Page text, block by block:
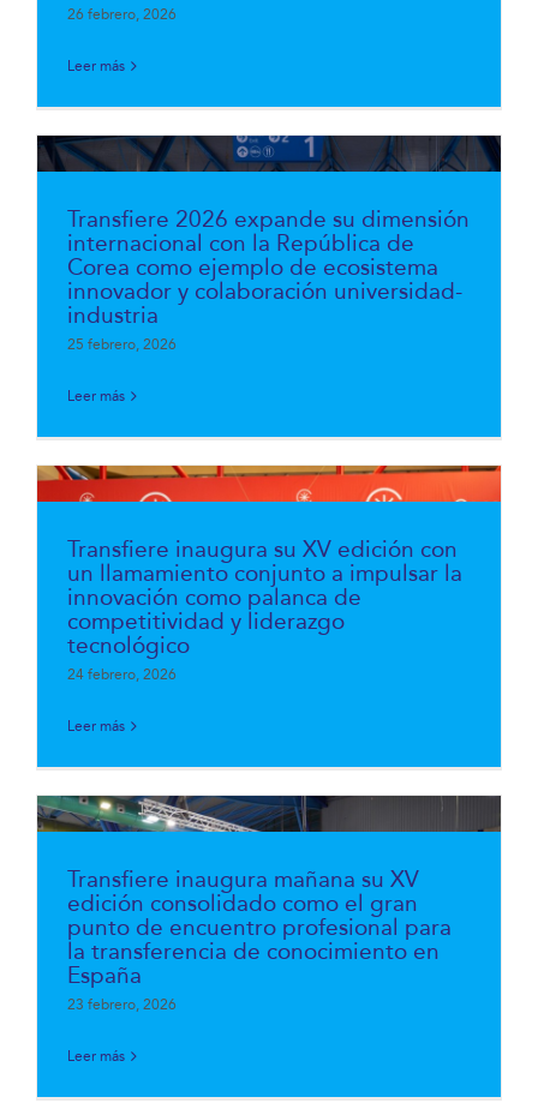
26 febrero, 2026
Leer más
Transfiere 2026 expande su dimensión
internacional con la República de
Corea como ejemplo de ecosistema
innovador y colaboración universidad-
industria
25 febrero, 2026
Leer más
Transfiere inaugura su XV edición con
un llamamiento conjunto a impulsar la
innovación como palanca de
competitividad y liderazgo
tecnológico
24 febrero, 2026
Leer más
Transfiere inaugura mañana su XV
edición consolidado como el gran
punto de encuentro profesional para
la transferencia de conocimiento en
España
23 febrero, 2026
Leer más